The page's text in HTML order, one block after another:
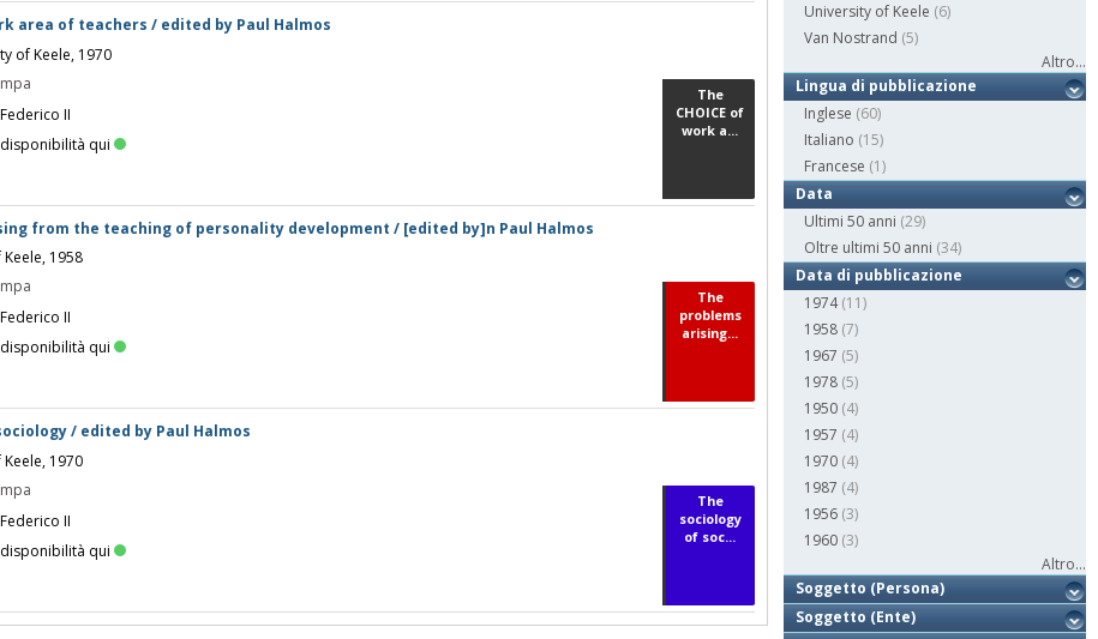
area of teachers / edited by Paul Halmos
of Keele, 1970
II
qui
The
CHOICE of
work a...
from the teaching of personality development / [edited by]n Paul Halmos
1958
II
qui
The
problems
arising...
/ edited by Paul Halmos
1970
II
qui
The
sociology
of soc...
University of Keele (6)
Van Nostrand (5)
Altro...
Lingua di pubblicazione
Inglese (60)
Italiano (15)
Francese (1)
Data
Ultimi 50 anni (29)
Oltre ultimi 50 anni (34)
Data di pubblicazione
1974 (11)
1958 (7)
1967 (5)
1978 (5)
1950 (4)
1957 (4)
1970 (4)
1987 (4)
1956 (3)
1960 (3)
Altro...
Soggetto (Persona)
Soggetto (Ente)